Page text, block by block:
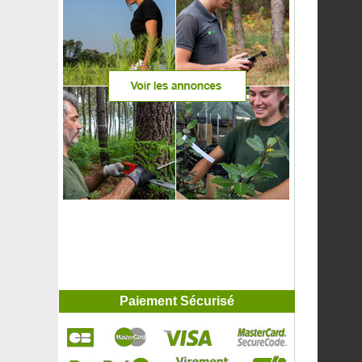
Chêne à feuilles de bambou
Chêne à feuilles de filaire
Chêne à feuilles de laurier
Chêne à feuilles de Saule
Chêne à gros glands
Chêne bicolore
Chêne blanc d'Amérique
Chêne châtaignier
Chêne châtaignier jaune
Chêne chevelu
Chêne Chevelu Truffier - Tuber Melanosporum
Chêne de Garry
Chêne de Hongrie
Chêne du Portugal
Chêne écarlate
Chêne étoilé
Chêne glauque
Chêne lanata
Paiement Sécurisé